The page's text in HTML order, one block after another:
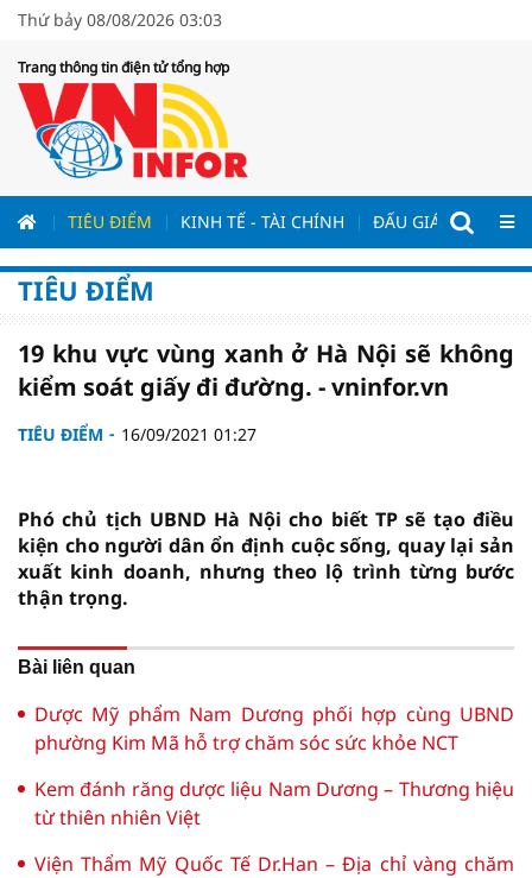
Thứ bảy 08/08/2026 03:03
Trang thông tin điện tử tổng hợp
TIÊU ĐIỂM KINH TẾ - TÀI CHÍNH ĐẤU GIÁ - ĐẤU
TIÊU ĐIỂM
19 khu vực vùng xanh ở Hà Nội sẽ không
kiểm soát giấy đi đường. - vninfor.vn
TIÊU ĐIỂM 16/09/2021 01:27
Phó chủ tịch UBND Hà Nội cho biết TP sẽ tạo điều
kiện cho người dân ổn định cuộc sống, quay lại sản
xuất kinh doanh, nhưng theo lộ trình từng bước
thận trọng.
Bài liên quan
Dược Mỹ phẩm Nam Dương phối hợp cùng UBND
phường Kim Mã hỗ trợ chăm sóc sức khỏe NCT
Kem đánh răng dược liệu Nam Dương – Thương hiệu
từ thiên nhiên Việt
Viện Thẩm Mỹ Quốc Tế Dr.Han – Địa chỉ vàng chăm